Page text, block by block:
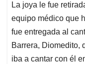
La joya le fue
equipo médico que
fue entregada al
Barrera, Diomedito,
iba a cantar con él